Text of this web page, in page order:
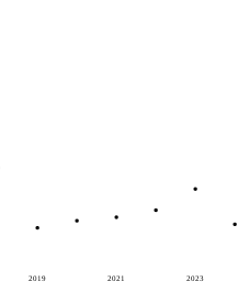
2019 2021 2023